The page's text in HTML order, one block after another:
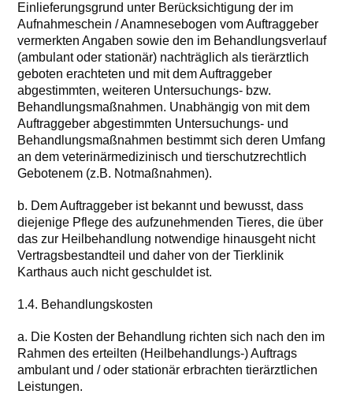
Einlieferungsgrund unter Berücksichtigung der im
Aufnahmeschein / Anamnesebogen vom Auftraggeber
vermerkten Angaben sowie den im Behandlungsverlauf
(ambulant oder stationär) nachträglich als tierärztlich
geboten erachteten und mit dem Auftraggeber
abgestimmten, weiteren Untersuchungs- bzw.
Behandlungsmaßnahmen. Unabhängig von mit dem
Auftraggeber abgestimmten Untersuchungs- und
Behandlungsmaßnahmen bestimmt sich deren Umfang
an dem veterinärmedizinisch und tierschutzrechtlich
Gebotenem (z.B. Notmaßnahmen).
b. Dem Auftraggeber ist bekannt und bewusst, dass
diejenige Pflege des aufzunehmenden Tieres, die über
das zur Heilbehandlung notwendige hinausgeht nicht
Vertragsbestandteil und daher von der Tierklinik
Karthaus auch nicht geschuldet ist.
1.4. Behandlungskosten
a. Die Kosten der Behandlung richten sich nach den im
Rahmen des erteilten (Heilbehandlungs-) Auftrags
ambulant und / oder stationär erbrachten tierärztlichen
Leistungen.